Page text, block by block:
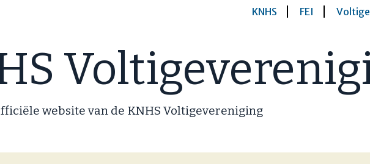
KNHS FEI
website van de KNHS Voltigevereniging